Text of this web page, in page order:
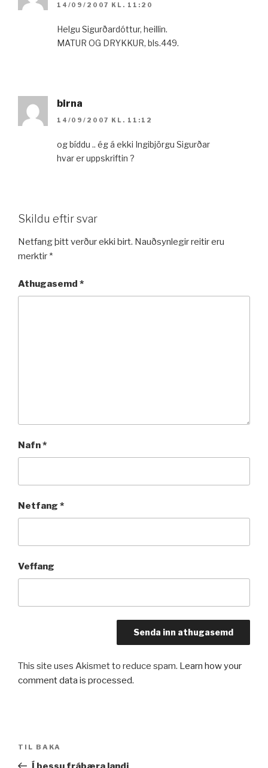
14/09/2007 KL. 11:20
Helgu Sigurðardóttur, heillin.
MATUR OG DRYKKUR, bls.449.
birna
14/09/2007 KL. 11:12
og bíddu .. ég á ekki Ingibjörgu Sigurðar
hvar er uppskriftin ?
Skildu eftir svar
Netfang þitt verður ekki birt. Nauðsynlegir reitir eru
merktir *
Athugasemd *
Nafn*
Netfang *
Veffang
This site uses Akismet to reduce spam. Learn how your
comment data is processed.
Fyrri
færsla
TIL BAKA